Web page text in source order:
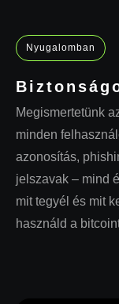
Nyugalomban
Megismertetünk
minden
azonosítás,
jelszavak – mind
mit tegyél és mit
használd a